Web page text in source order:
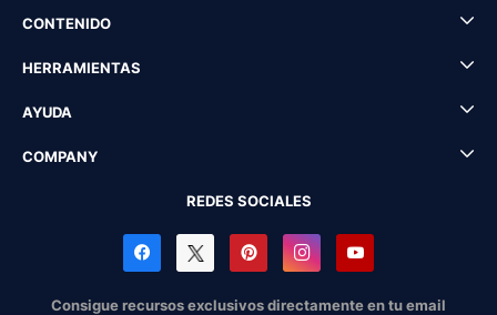
CONTENIDO
HERRAMIENTAS
AYUDA
COMPANY
REDES SOCIALES
Consigue recursos exclusivos directamente en tu email